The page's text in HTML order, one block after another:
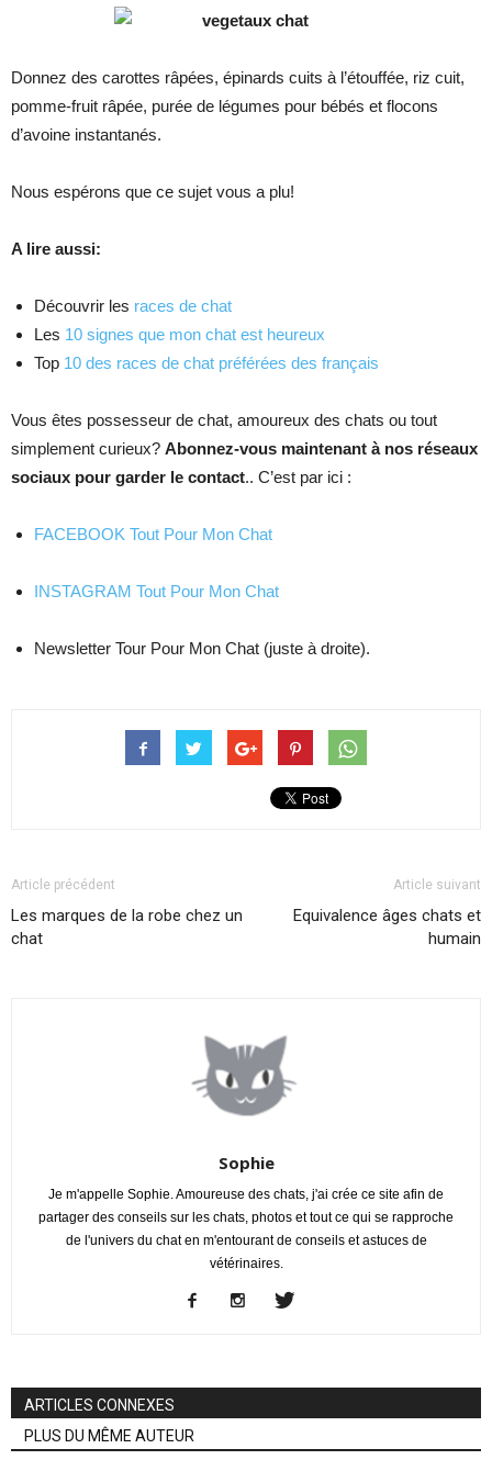
Donnez des carottes râpées, épinards cuits à l’étouffée, riz cuit,
pomme-fruit râpée, purée de légumes pour bébés et flocons
d’avoine instantanés.
Nous espérons que ce sujet vous a plu!
A lire aussi:
Découvrir les races de chat
Les 10 signes que mon chat est heureux
Top 10 des races de chat préférées des français
Vous êtes possesseur de chat, amoureux des chats ou tout
simplement curieux? Abonnez-vous maintenant à nos réseaux
sociaux pour garder le contact.. C’est par ici :
FACEBOOK Tout Pour Mon Chat
INSTAGRAM Tout Pour Mon Chat
Newsletter Tour Pour Mon Chat (juste à droite).
Article précédent
Les marques de la robe chez un
chat
Article suivant
Equivalence âges chats et
humain
Sophie
Je m'appelle Sophie. Amoureuse des chats, j'ai crée ce site afin de
partager des conseils sur les chats, photos et tout ce qui se rapproche
de l'univers du chat en m'entourant de conseils et astuces de
vétérinaires.
ARTICLES CONNEXES
PLUS DU MÊME AUTEUR